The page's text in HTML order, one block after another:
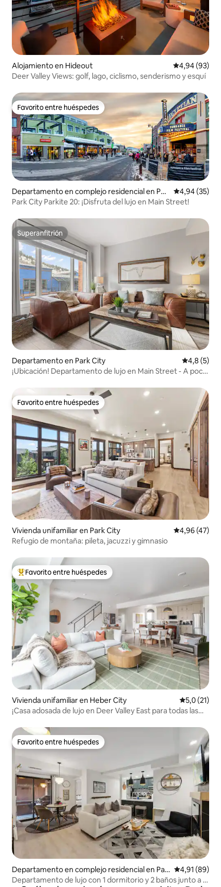
Alojamiento en Hideout Calificación
4,94 (93)
Deer Valley Views: golf, lago, ciclismo, senderismo y esquí
Favorito entre huéspedes
Favorito entre huéspedes
Departamento en complejo residencial en Par
k City
Calificación
4,94 (35)
Park City Parkite 20: ¡Disfruta del lujo en Main Street!
Superanfitrión
Superanfitrión
Departamento en Park City
4,8 (5)
¡Ubicación! Departamento de lujo en Main Street - A poca
Favorito entre huéspedes
Favorito entre huéspedes
Vivienda unifamiliar en Park City Calificación
4,96 (47)
Refugio de montaña: pileta, jacuzzi y gimnasio
Favorito entre los huéspedes más destacados
Favorito entre huéspedes
Vivienda unifamiliar en Heber City Calificación
5,0 (21)
¡Casa adosada de lujo en Deer Valley East para todas las
Favorito entre huéspedes
Favorito entre huéspedes
Departamento en complejo residencial en Par
k City
Calificación
4,91 (89)
Departamento de lujo con 1 dormitorio y 2 baños junto a la